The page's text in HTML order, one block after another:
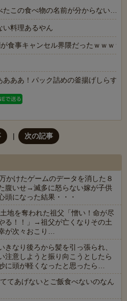
たこの食べ物の名前が分からない…
い料理あるやん
食事キャンセル界隈だったｗｗｗｗ
ああ！パック詰めの釜揚げしらす
次の記事
かけたゲームのデータを消した８
腹いせ→滅多に怒らない嫁が子供
頭になった結果・・・
地を奪われた祖父「憎い！命が尽
る！！」→祖父が亡くなりその土
が次々おこり…
きなり後ろから髪を引っ張られ、
注意しようと振り向こうとしたら
に頭が軽くなったと思ったら…
てあげないとご飯食べないのなん